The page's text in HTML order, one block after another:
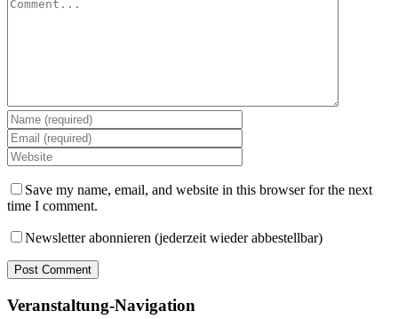
Save my name, email, and website in this browser for the next
time I comment.
Newsletter abonnieren (jederzeit wieder abbestellbar)
Veranstaltung-Navigation